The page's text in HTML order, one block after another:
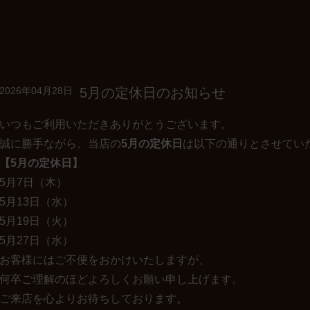
2026年04月28日 5月の定休日のお知らせ
いつもご利用いただきありがとうございます。
誠に勝手ながら、当店の5月の定休日 は以下の通りとさせてい
【5月の定休日】
5月7日（木）
5月13日（水）
5月19日（火）
5月27日（水）
お客様にはご不便をおかけいたしますが、
何卒ご理解のほどよろしくお願い申し上げます。
ご来店を心よりお待ちしております。